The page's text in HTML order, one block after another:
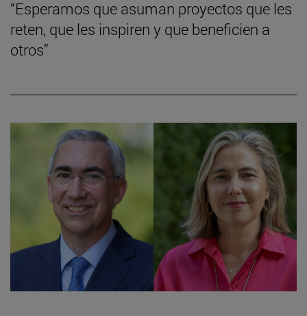
“Esperamos que asuman proyectos que les
reten, que les inspiren y que beneficien a
otros”